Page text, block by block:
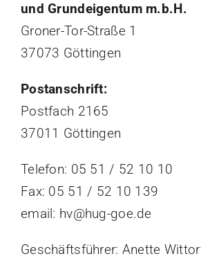
und Grundeigentum m.b.H.
Groner-Tor-Straße 1
37073 Göttingen
Postanschrift:
Postfach 2165
37011 Göttingen
Telefon: 05 51 / 52 10 10
Fax: 05 51 / 52 10 139
email: hv@hug-goe.de
Geschäftsführer: Anette